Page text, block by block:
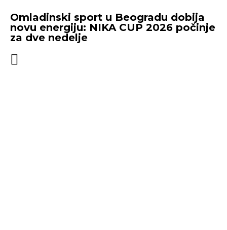
Omladinski sport u Beogradu dobija
novu energiju: NIKA CUP 2026 počinje
za dve nedelje